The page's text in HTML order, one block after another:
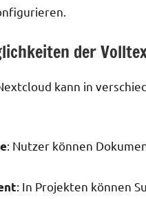
der
kann in
: Nutzer können
: In Projekten können